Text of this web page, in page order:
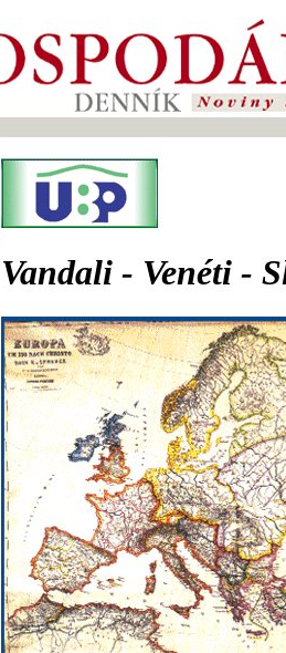
Vandali - Venéti -